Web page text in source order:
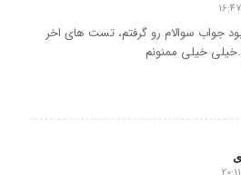
جواب سوالام رو گرفتم، تست های اخر
خیلی ممنونم